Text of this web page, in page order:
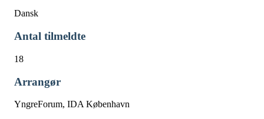
Dansk
Antal tilmeldte
18
Arrangør
YngreForum, IDA København